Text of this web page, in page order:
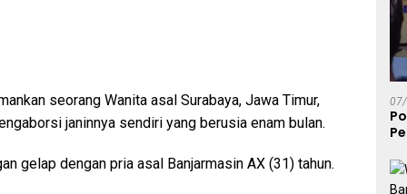
seorang Wanita asal Surabaya, Jawa Timur,
janinnya sendiri yang berusia enam bulan.
gelap dengan pria asal Banjarmasin AX (31) tahun.